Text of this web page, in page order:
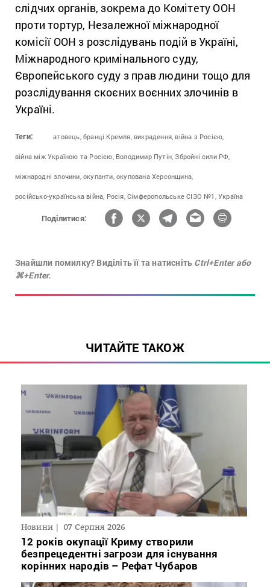
слідчих органів, зокрема до Комітету ООН
проти тортур, Незалежної міжнародної
комісії ООН з розслідувань подій в Україні,
Міжнародного кримінального суду,
Європейського суду з прав людини тощо для
розслідування скоєних воєнних злочинів в
Україні.
Теги: атовець, бранці Кремля, викрадення, війна з Росією,
війна між Україною та Росією, Володимир Путін, Збройні сили РФ,
міжнародні злочини, окупанти, окупована Херсонщина,
російсько-українська війна, Росія, Сімферопольське СІЗО №1, Україна
Поділитися:
Знайшли помилку? Виділіть її та натисніть Ctrl+Enter або
⌘+Enter.
ЧИТАЙТЕ ТАКОЖ
Новини 07 Серпня 2026
12 років окупації Криму створили
безпрецедентні загрози для існування
корінних народів – Рефат Чубаров